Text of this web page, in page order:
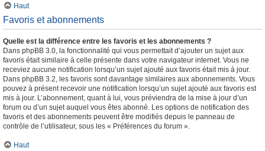
Haut
Favoris et abonnements
Quelle est la différence entre les favoris et les abonnements ?
Dans phpBB 3.0, la fonctionnalité qui vous permettait d’ajouter un sujet aux
favoris était similaire à celle présente dans votre navigateur internet. Vous ne
receviez aucune notification lorsqu’un sujet ajouté aux favoris était mis à jour.
Dans phpBB 3.2, les favoris sont davantage similaires aux abonnements. Vous
pouvez à présent recevoir une notification lorsqu’un sujet ajouté aux favoris est
mis à jour. L’abonnement, quant à lui, vous préviendra de la mise à jour d’un
forum ou d’un sujet auquel vous êtes abonné. Les options de notification des
favoris et des abonnements peuvent être modifiés depuis le panneau de
contrôle de l’utilisateur, sous les « Préférences du forum ».
Haut